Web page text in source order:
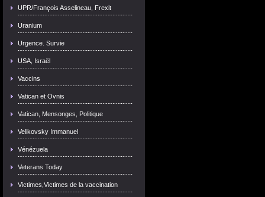
UPR/François Asselineau, Frexit
Uranium
Urgence. Survie
USA, Israël
Vaccins
Vatican et Ovnis
Vatican, Mensonges, Politique
Velikovsky Immanuel
Vénézuela
Veterans Today
Victimes,Victimes de la vaccination